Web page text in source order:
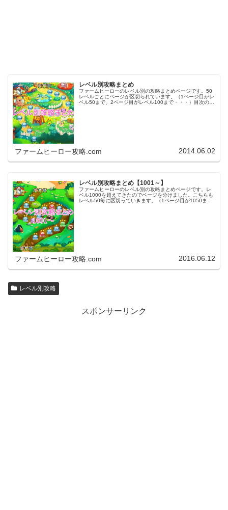
レベル別攻略まとめ
ファームヒーローのレベル別の攻略まとめページです。50
レベルごとにページが区切られています。（1ページ目がレ
ベル50まで、2ページ目がレベル100まで・・・）目次のリ
ファームヒーロー攻略.com 2014.06.02
レベル別攻略まとめ【1001～】
ファームヒーローのレベル別の攻略まとめページです。レ
ベル1000を超えてきたのでページを分けました。こちらも
レベル50毎に区切っていきます。（1ページ目が1050ま
ファームヒーロー攻略.com 2016.06.12
レベル別攻略
スポンサーリンク